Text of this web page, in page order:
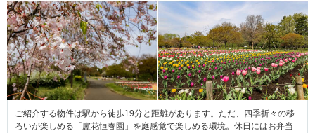
ご紹介する物件は駅から徒歩19分と距離があります。ただ、四季折々の移
ろいが楽しめる「盧花恒春園」を庭感覚で楽しめる環境。休日にはお弁当